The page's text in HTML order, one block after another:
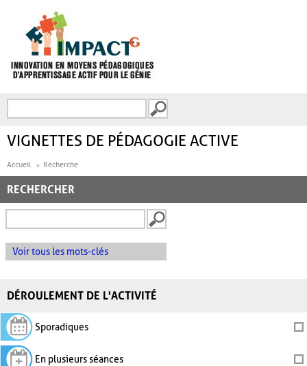
FORMULAIRE DE
VIGNETTES DE PÉDAGOGIE ACTIVE
Accueil Recherche
RECHERCHER
Voir tous les mots-clés
DÉROULEMENT DE L'ACTIVITÉ
Sporadiques
En plusieurs séances